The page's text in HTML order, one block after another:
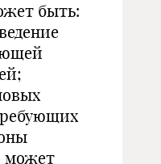
быть:
может